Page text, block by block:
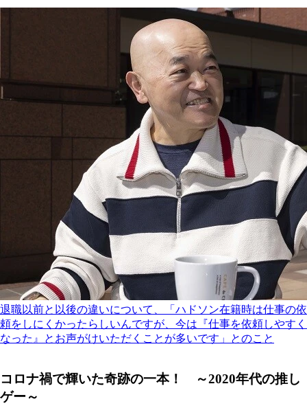
退職以前と以後の違いについて、「ハドソン在籍時は仕事の依
頼をしにくかったらしいんですが、今は『仕事を依頼しやすく
なった』とお声がけいただくことが多いです」とのこと
コロナ禍で輝いた奇跡の一本！ ～2020年代の推し
ゲー～